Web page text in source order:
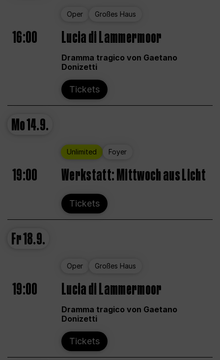
Oper Großes Haus
16:00 Lucia di Lammermoor
Dramma tragico von Gaetano
Donizetti
Tickets
Mo14.9.
Unlimited Foyer
19:00 Werkstatt: Mittwoch aus Licht
Tickets
Fr18.9.
Oper Großes Haus
19:00 Lucia di Lammermoor
Dramma tragico von Gaetano
Donizetti
Tickets